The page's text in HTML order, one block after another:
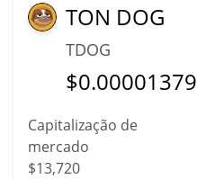
TON DOG
TDOG
$0.00001379
Capitalização de
mercado
$13,720